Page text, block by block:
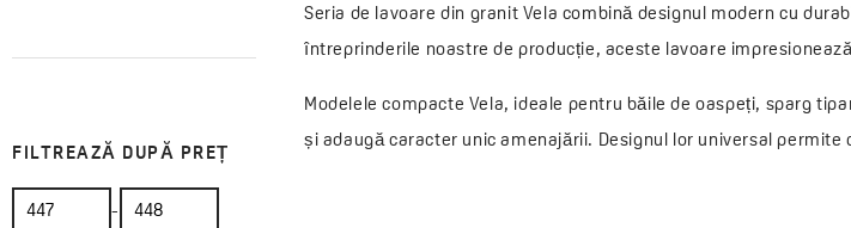
FILTREAZĂ DUPĂ PREȚ
-
Seria de lavoare din granit Vela combină designul modern cu
întreprinderile noastre de producție, aceste lavoare
Modelele compacte Vela, ideale pentru băile de oaspeți, sparg
și adaugă caracter unic amenajării. Designul lor universal